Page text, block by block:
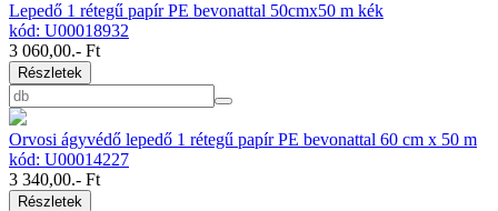
Lepedő 1 rétegű papír PE bevonattal 50cmx50 m kék
kód: U00018932
3 060,00.- Ft
Részletek
Orvosi ágyvédő lepedő 1 rétegű papír PE bevonattal 60 cm x 50 m
kód: U00014227
3 340,00.- Ft
Részletek